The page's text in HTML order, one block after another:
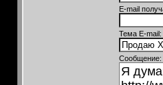
E-mail
Тема E-mail:
Сообщение: